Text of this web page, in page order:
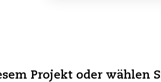
Projekt oder wählen